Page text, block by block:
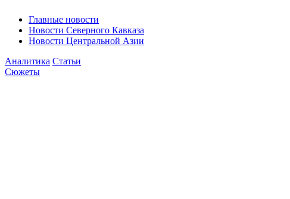
Главные новости
Новости Северного Кавказа
Новости Центральной Азии
Аналитика Статьи
Сюжеты